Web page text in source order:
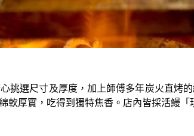
挑選尺寸及厚度，加上師傅多年炭火直烤
厚實，吃得到獨特焦香。店內皆採活鰻